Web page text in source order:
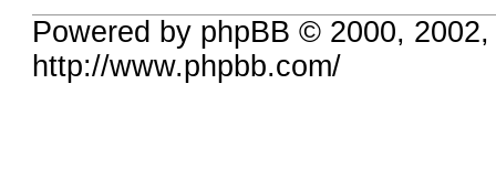
Powered by phpBB © 2000,
http://www.phpbb.com/